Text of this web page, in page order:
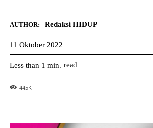
AUTHOR: Redaksi HIDUP
11 Oktober 2022
Less than 1 min. read
445K